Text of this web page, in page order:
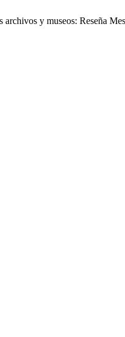
y museos: Reseña